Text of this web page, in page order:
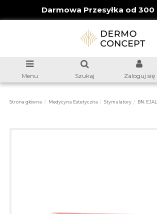
Darmowa Przesyłka od 300
Menu Szukaj Zaloguj się
Strona główna Medycyna Estetyczna Stymulatory BN.